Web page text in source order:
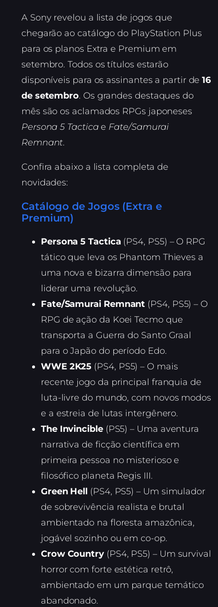
A Sony revelou a lista de jogos que
chegarão ao catálogo do PlayStation Plus
para os planos Extra e Premium em
setembro. Todos os títulos estarão
disponíveis para os assinantes a partir de16
de setembro. Os grandes destaques do
mês são os aclamados RPGs japoneses
Persona 5 Tactica e Fate/Samurai
Remnant.
Confira abaixo a lista completa de
novidades:
Catálogo de Jogos (Extra e
Premium)
Persona 5 Tactica (PS4, PS5) – O RPG
tático que leva os Phantom Thieves a
uma nova e bizarra dimensão para
liderar uma revolução.
Fate/Samurai Remnant (PS4, PS5) – O
RPG de ação da Koei Tecmo que
transporta a Guerra do Santo Graal
para o Japão do período Edo.
WWE 2K25 (PS4, PS5) – O mais
recente jogo da principal franquia de
luta-livre do mundo, com novos modos
e a estreia de lutas intergênero.
The Invincible(PS5) – Uma aventura
narrativa de ficção científica em
primeira pessoa no misterioso e
filosófico planeta Regis III.
Green Hell (PS4, PS5) – Um simulador
de sobrevivência realista e brutal
ambientado na floresta amazônica,
jogável sozinho ou em co-op.
Crow Country(PS4, PS5) – Um survival
horror com forte estética retrô,
ambientado em um parque temático
abandonado.